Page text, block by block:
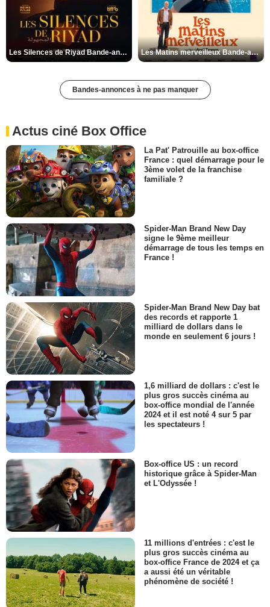
Les Silences de Riyad Bande-annonce VO STFR Les Matins merveilleux Bande-annonce VF
Bandes-annonces à ne pas manquer
Actus ciné Box Office
La Pat' Patrouille au box-office
France : quel démarrage pour le
3ème volet de la franchise
familiale ?
Spider-Man Brand New Day
signe le 9ème meilleur
démarrage de tous les temps en
France !
Spider-Man Brand New Day bat
des records et rapporte 1
milliard de dollars dans le
monde en seulement 6 jours !
1,6 milliard de dollars : c'est le
plus gros succès cinéma au
box-office mondial de l'année
2024 et il est noté 4 sur 5 par
les spectateurs !
Box-office US : un record
historique grâce à Spider-Man
et L'Odyssée !
11 millions d'entrées : c'est le
plus gros succès cinéma au
box-office France de 2024 et ça
a aussi été un véritable
phénomène de société !